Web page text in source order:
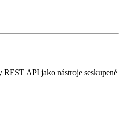
API jako nástroje seskupené